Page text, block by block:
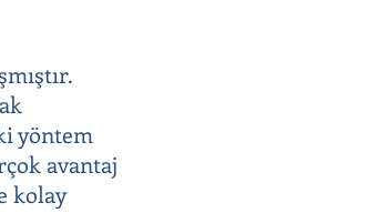
yöntem
avantaj
kolay